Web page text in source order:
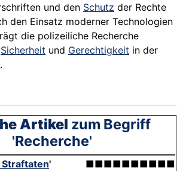
und den Schutz der Rechte
den Einsatz moderner Technologien
die polizeiliche Recherche
Sicherheit und Gerechtigkeit in der
Artikel zum Begriff
'Recherche'
'
■■■■■■■■■■